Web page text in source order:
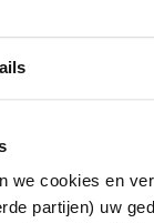
we cookies en
partijen) uw
en